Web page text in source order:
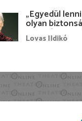
„Egyedül
olyan
hogy lám,
nélkül is
Lovas Ildikó